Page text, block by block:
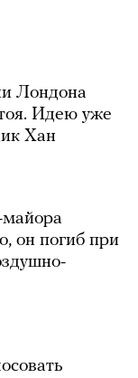
Лондона
Идею уже
Хан
он погиб при